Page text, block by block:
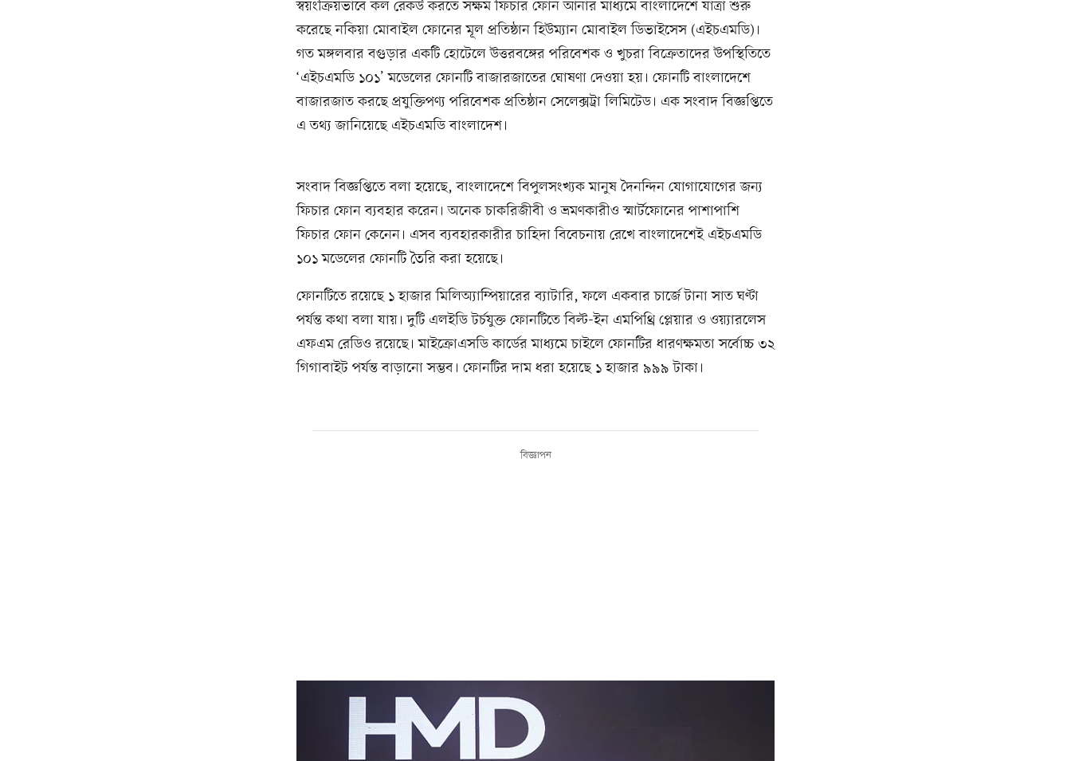
স্বয়ংক্রিয়ভাবে কল রেকর্ড করতে সক্ষম ফিচার ফোন আনার মাধ্যমে বাংলাদেশে যাত্রা শুরু
করেছে নকিয়া মোবাইল ফোনের মূল প্রতিষ্ঠান হিউম্যান মোবাইল ডিভাইসেস (এইচএমডি)।
গত মঙ্গলবার বগুড়ার একটি হোটেলে উত্তরবঙ্গের পরিবেশক ও খুচরা বিক্রেতাদের উপস্থিতিতে
‘এইচএমডি ১০১’ মডেলের ফোনটি বাজারজাতের ঘোষণা দেওয়া হয়। ফোনটি বাংলাদেশে
বাজারজাত করছে প্রযুক্তিপণ্য পরিবেশক প্রতিষ্ঠান সেলেক্সট্রা লিমিটেড। এক সংবাদ বিজ্ঞপ্তিতে
এ তথ্য জানিয়েছে এইচএমডি বাংলাদেশ।
সংবাদ বিজ্ঞপ্তিতে বলা হয়েছে, বাংলাদেশে বিপুলসংখ্যক মানুষ দৈনন্দিন যোগাযোগের জন্য
ফিচার ফোন ব্যবহার করেন। অনেক চাকরিজীবী ও ভ্রমণকারীও স্মার্টফোনের পাশাপাশি
ফিচার ফোন কেনেন। এসব ব্যবহারকারীর চাহিদা বিবেচনায় রেখে বাংলাদেশেই এইচএমডি
১০১ মডেলের ফোনটি তৈরি করা হয়েছে।
ফোনটিতে রয়েছে ১ হাজার মিলিঅ্যাম্পিয়ারের ব্যাটারি, ফলে একবার চার্জে টানা সাত ঘণ্টা
পর্যন্ত কথা বলা যায়। দুটি এলইডি টর্চযুক্ত ফোনটিতে বিল্ট-ইন এমপিথ্রি প্লেয়ার ও ওয়্যারলেস
এফএম রেডিও রয়েছে। মাইক্রোএসডি কার্ডের মাধ্যমে চাইলে ফোনটির ধারণক্ষমতা সর্বোচ্চ ৩২
গিগাবাইট পর্যন্ত বাড়ানো সম্ভব। ফোনটির দাম ধরা হয়েছে ১ হাজার ৯৯৯ টাকা।
বিজ্ঞাপন